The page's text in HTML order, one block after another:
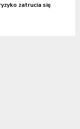
zatrucia się